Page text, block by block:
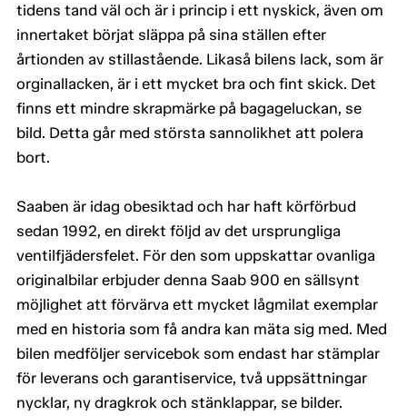
tidens tand väl och är i princip i ett nyskick, även om
innertaket börjat släppa på sina ställen efter
årtionden av stillastående. Likaså bilens lack, som är
orginallacken, är i ett mycket bra och fint skick. Det
finns ett mindre skrapmärke på bagageluckan, se
bild. Detta går med största sannolikhet att polera
bort.
Saaben är idag obesiktad och har haft körförbud
sedan 1992, en direkt följd av det ursprungliga
ventilfjädersfelet. För den som uppskattar ovanliga
originalbilar erbjuder denna Saab 900 en sällsynt
möjlighet att förvärva ett mycket lågmilat exemplar
med en historia som få andra kan mäta sig med. Med
bilen medföljer servicebok som endast har stämplar
för leverans och garantiservice, två uppsättningar
nycklar, ny dragkrok och stänklappar, se bilder.